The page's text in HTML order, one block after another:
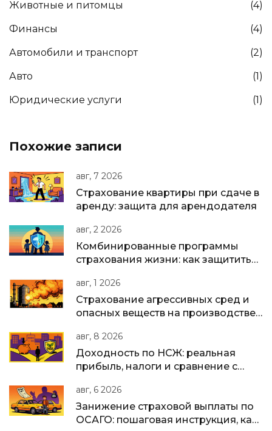
Животные и питомцы (4)
Финансы (4)
Автомобили и транспорт (2)
Авто (1)
Юридические услуги (1)
Похожие записи
авг, 7 2026
Страхование квартиры при сдаче в
аренду: защита для арендодателя
авг, 2 2026
Комбинированные программы
страхования жизни: как защитить
полисе
авг, 1 2026
Страхование агрессивных сред и
опасных веществ на производстве:
РФ
авг, 8 2026
Доходность по НСЖ: реальная
прибыль, налоги и сравнение с
авг, 6 2026
Занижение страховой выплаты по
ОСАГО: пошаговая инструкция, как